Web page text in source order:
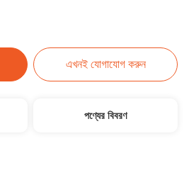
এখনই যোগাযোগ করুন
পণ্যের বিবরণ